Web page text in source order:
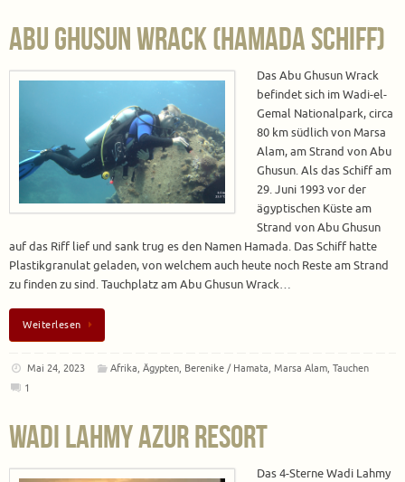
Abu Ghusun Wrack (Hamada Schiff)
Das Abu Ghusun Wrack
befindet sich im Wadi-el-
Gemal Nationalpark, circa
80 km südlich von Marsa
Alam, am Strand von Abu
Ghusun. Als das Schiff am
29. Juni 1993 vor der
ägyptischen Küste am
Strand von Abu Ghusun
auf das Riff lief und sank trug es den Namen Hamada. Das Schiff hatte
Plastikgranulat geladen, von welchem auch heute noch Reste am Strand
zu finden zu sind. Tauchplatz am Abu Ghusun Wrack…
Weiterlesen
Mai 24, 2023 Afrika ,Ägypten Berenike / Hamata ,Marsa Alam ,Tauchen
1
Wadi Lahmy Azur Resort
Das 4-Sterne Wadi Lahmy